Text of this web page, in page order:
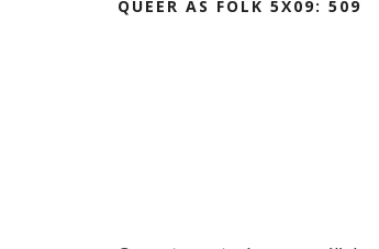
QUEER AS FOLK 5X09: 509